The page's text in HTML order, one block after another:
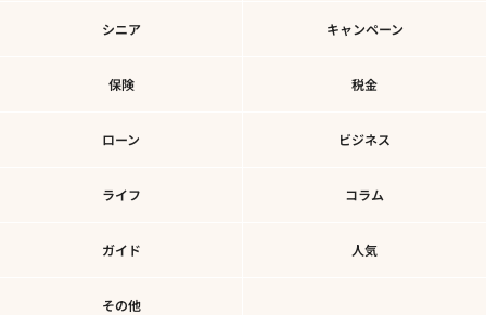
シニア キャンペーン
保険 税金
ローン ビジネス
ライフ コラム
ガイド 人気
その他